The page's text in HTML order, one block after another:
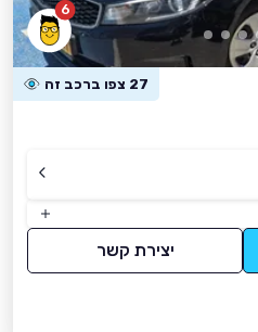
6
27 צפו ברכב זה
יצירת קשר